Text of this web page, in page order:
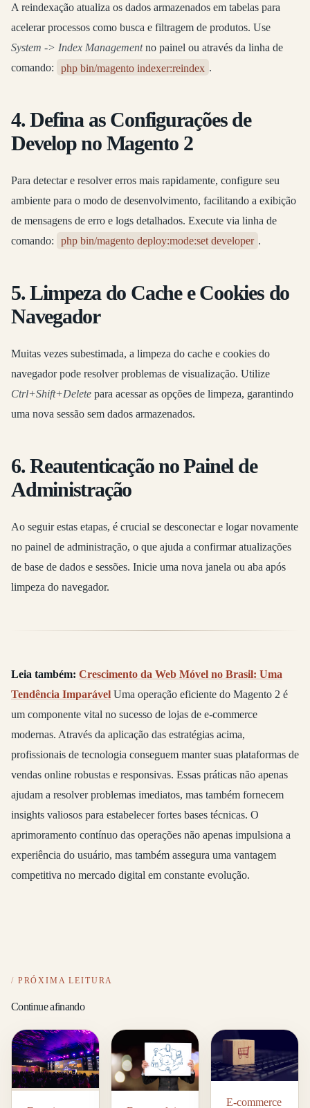
A reindexação atualiza os dados armazenados em tabelas para
acelerar processos como busca e filtragem de produtos. Use
System -> Index Managementno painel ou através da linha de
comando: php bin/magento indexer:reindex .
4. Defina as Configurações de
Develop no Magento 2
Para detectar e resolver erros mais rapidamente, configure seu
ambiente para o modo de desenvolvimento, facilitando a exibição
de mensagens de erro e logs detalhados. Execute via linha de
comando: php bin/magento deploy:mode:set developer .
5. Limpeza do Cache e Cookies do
Navegador
Muitas vezes subestimada, a limpeza do cache e cookies do
navegador pode resolver problemas de visualização. Utilize
Ctrl+Shift+Delete para acessar as opções de limpeza, garantindo
uma nova sessão sem dados armazenados.
6. Reautenticação no Painel de
Administração
Ao seguir estas etapas, é crucial se desconectar e logar novamente
no painel de administração, o que ajuda a confirmar atualizações
de base de dados e sessões. Inicie uma nova janela ou aba após
limpeza do navegador.
Leia também: Crescimento da Web Móvel no Brasil: Uma
Tendência Imparável Uma operação eficiente do Magento 2 é
um componente vital no sucesso de lojas de e-commerce
modernas. Através da aplicação das estratégias acima,
profissionais de tecnologia conseguem manter suas plataformas de
vendas online robustas e responsivas. Essas práticas não apenas
ajudam a resolver problemas imediatos, mas também fornecem
insights valiosos para estabelecer fortes bases técnicas. O
aprimoramento contínuo das operações não apenas impulsiona a
experiência do usuário, mas também assegura uma vantagem
competitiva no mercado digital em constante evolução.
PRÓXIMA LEITURA
Continue afinando
E-commerce